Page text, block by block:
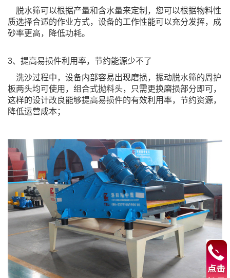
脱水筛可以根据产量和含水量来定制，您可以根据物料性
质选择合适的作业方式，设备的工作性能可以充分发挥，成
砂率更高，降低功耗。
3、提高易损件利用率，节约能源少不了
洗沙过程中，设备内部容易出现磨损，振动脱水筛的周护
板两头均可使用，组合式抛料头，只需更换磨损部分即可，
这样的设计改良能够提高易损件的有效利用率，节约资源，
降低运营成本；